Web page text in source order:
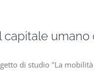
capitale
di studio "La